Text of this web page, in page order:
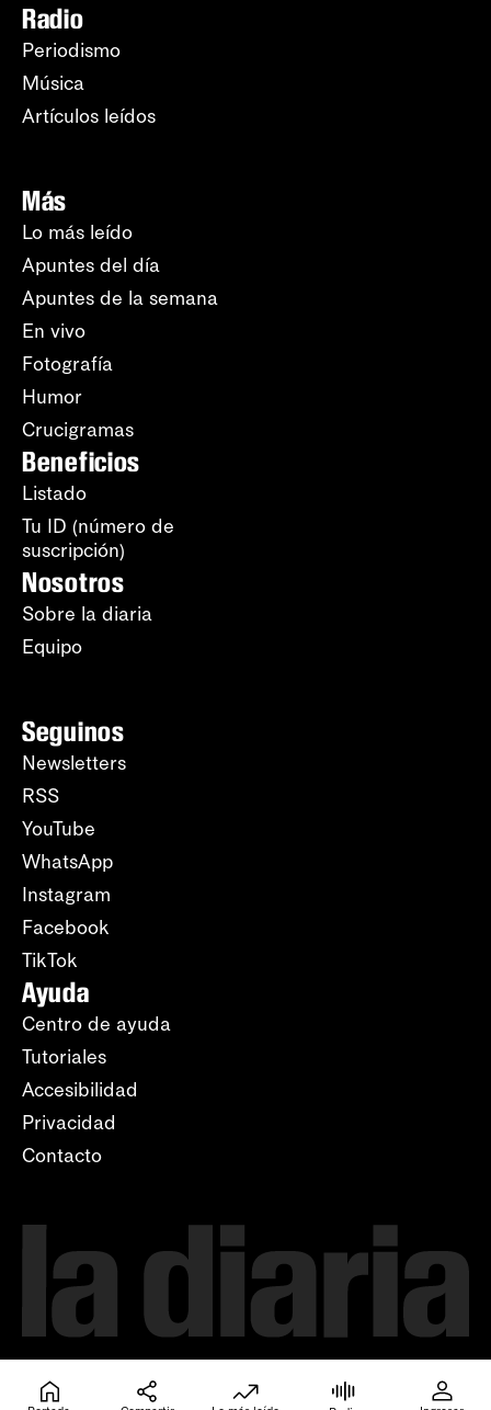
Radio
Periodismo
Música
Artículos leídos
Más
Lo más leído
Apuntes del día
Apuntes de la semana
En vivo
Fotografía
Humor
Crucigramas
Beneficios
Listado
Tu ID (número de
suscripción)
Nosotros
Sobre la diaria
Equipo
Seguinos
Newsletters
RSS
YouTube
WhatsApp
Instagram
Facebook
TikTok
Ayuda
Centro de ayuda
Tutoriales
Accesibilidad
Privacidad
Contacto